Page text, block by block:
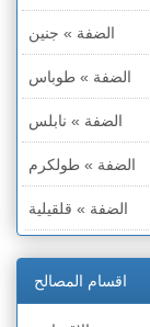
الضفة » جنين
الضفة » طوباس
الضفة » نابلس
الضفة » طولكرم
الضفة » قلقيلية
» رام الله والبيره
اقسام المصالح